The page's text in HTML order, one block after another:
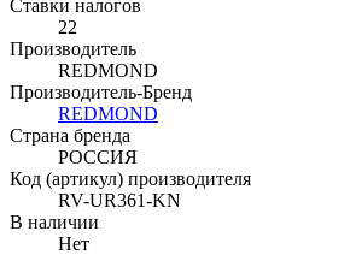
Ставки налогов
22
Производитель
REDMOND
Производитель-Бренд
REDMOND
Страна бренда
РОССИЯ
Код (артикул) производителя
RV-UR361-KN
В наличии
Нет